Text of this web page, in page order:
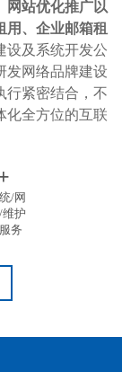
网站优化推广以
用、企业邮箱租
设及系统开发公
发网络品牌建设
行紧密结合，不
化全方位的互联
/网
护
务